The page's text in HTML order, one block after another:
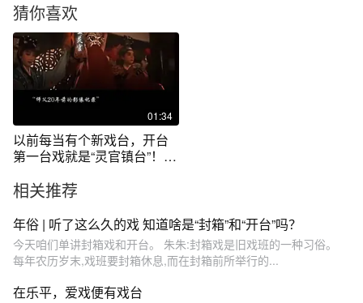
猜你喜欢
01:34
以前每当有个新戏台，开台
第一台戏就是“灵官镇台”！
世间人”
相关推荐
年俗 | 听了这么久的戏 知道啥是“封箱”和“开台”吗？
今天咱们单讲封箱戏和开台。 朱朱:封箱戏是旧戏班的一种习俗。
每年农历岁末,戏班要封箱休息,而在封箱前所举行的...
在乐平，爱戏便有戏台